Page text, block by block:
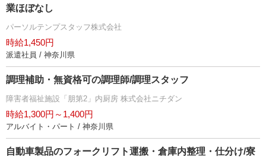
業ほぼなし
パーソルテンプスタッフ株式会社
時給1,450円
派遣社員 / 神奈川県
調理補助・無資格可の調理師/調理スタッフ
障害者福祉施設「朋第2」内厨房 株式会社ニチダン
時給1,300円～1,400円
アルバイト・パート / 神奈川県
自動車製品のフォークリフト運搬・倉庫内整理・仕分け/寮